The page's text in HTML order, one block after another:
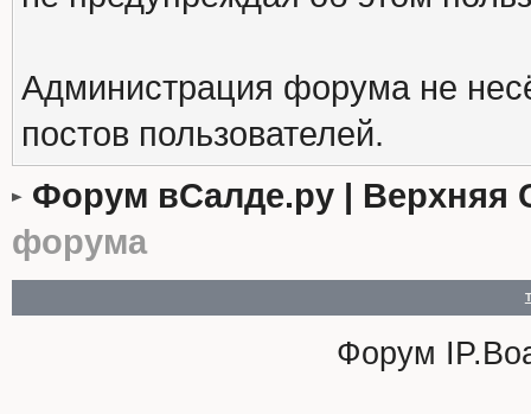
Администрация форума не
постов пользователей.
Форум вСалде.ру | Верхняя
форума
Форум